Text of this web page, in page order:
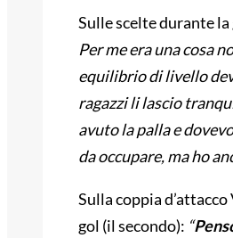
Sulle scelte durante la
Per me era una cosa
equilibrio di livello
ragazzi li lascio
avuto la palla e
da occupare, ma ho
Sulla coppia
gol (il secondo): “